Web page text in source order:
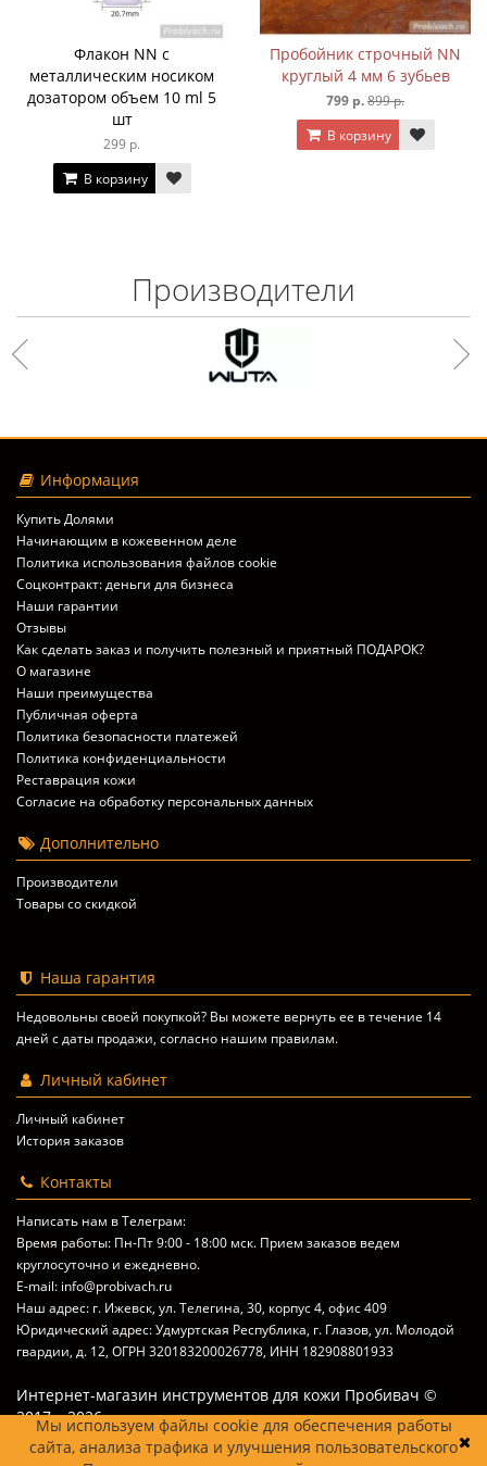
Мы используем файлы cookie для обеспечения работы
сайта, анализа трафика и улучшения пользовательского
Флакон NN с
металлическим носиком
дозатором объем 10 ml 5
шт
299 р.
В корзину
Пробойник строчный NN
круглый 4 мм 6 зубьев
799 р.899 р.
В корзину
Производители
Информация
Купить Долями
Начинающим в кожевенном деле
Политика использования файлов cookie
Соцконтракт: деньги для бизнеса
Наши гарантии
Отзывы
Как сделать заказ и получить полезный и приятный ПОДАРОК?
О магазине
Наши преимущества
Публичная оферта
Политика безопасности платежей
Политика конфиденциальности
Реставрация кожи
Согласие на обработку персональных данных
Дополнительно
Производители
Товары со скидкой
Наша гарантия
Недовольны своей покупкой? Вы можете вернуть ее в течение 14
дней с даты продажи, согласно нашим правилам.
Личный кабинет
Личный кабинет
История заказов
Контакты
Написать нам в Телеграм:
Время работы: Пн-Пт 9:00 - 18:00 мск. Прием заказов ведем
круглосуточно и ежедневно.
E-mail: info@probivach.ru
Наш адрес: г. Ижевск, ул. Телегина, 30, корпус 4, офис 409
Юридический адрес: Удмуртская Республика, г. Глазов, ул. Молодой
гвардии, д. 12, ОГРН 320183200026778, ИНН 182908801933
Интернет-магазин инструментов для кожи Пробивач ©
2017 – 2026